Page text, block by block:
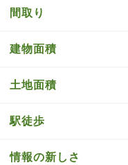
間取り
建物面積
土地面積
駅徒歩
情報の新しさ